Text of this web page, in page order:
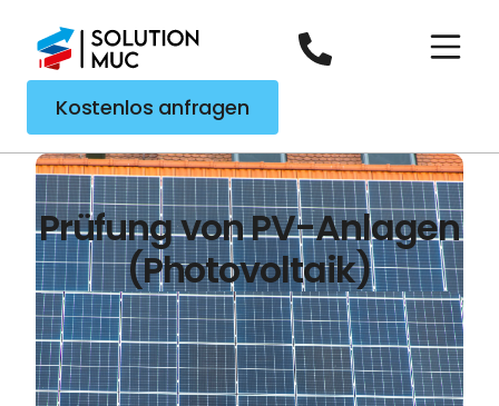
Kostenlos anfragen
Prüfung von PV-Anlagen
(Photovoltaik)